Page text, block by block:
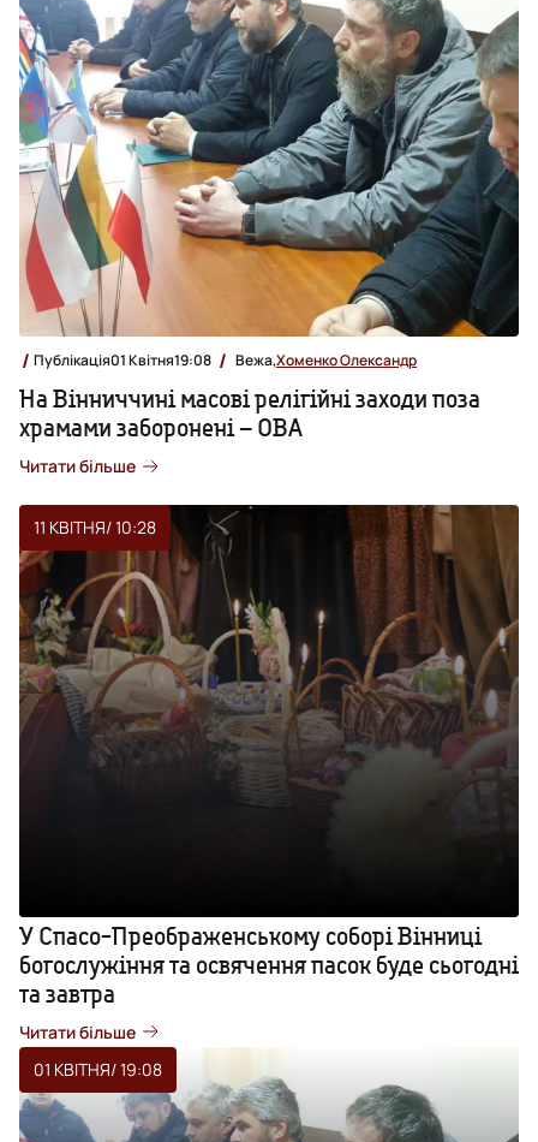
Публікація01 Квітня19:08 Вежа,Хоменко Олександр
На Вінниччині масові релігійні заходи поза
храмами заборонені – ОВА
Читати більше
11 КВІТНЯ/ 10:28
У Спасо-Преображенському соборі Вінниці
богослужіння та освячення пасок буде сьогодні
та завтра
Читати більше
01 КВІТНЯ/ 19:08